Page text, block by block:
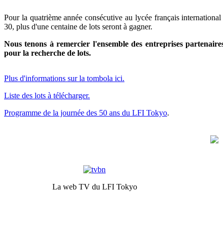
Pour la quatrième année consécutive au lycée français
30, plus d'une centaine de lots seront à gagner.
Nous tenons à remercier l'ensemble des entreprises
pour la recherche de lots.
Plus d'informations sur la tombola ici.
Liste des lots à télécharger.
Programme de la journée des 50 ans du LFI Tokyo.
La web TV du LFI Tokyo